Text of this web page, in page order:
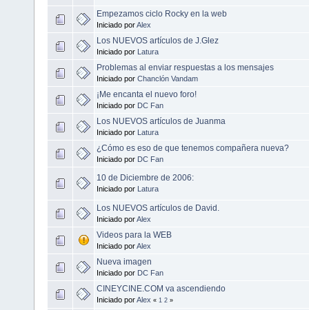
Empezamos ciclo Rocky en la web
Iniciado porAlex
Los NUEVOS artículos de J.Glez
Iniciado por Latura
Problemas al enviar respuestas a los mensajes
Iniciado por Chanclón Vandam
¡Me encanta el nuevo foro!
Iniciado por DC Fan
Los NUEVOS artículos de Juanma
Iniciado por Latura
¿Cómo es eso de que tenemos compañera nueva?
Iniciado por DC Fan
10 de Diciembre de 2006:
Iniciado por Latura
Los NUEVOS artículos de David.
Iniciado porAlex
Videos para la WEB
Iniciado porAlex
Nueva imagen
Iniciado por DC Fan
CINEYCINE.COM va ascendiendo
Iniciado porAlex « 1 2 »